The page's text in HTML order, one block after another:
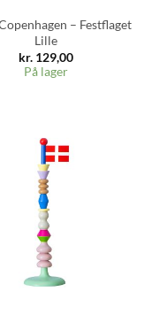
– Festflaget
Lille
kr. 129,00
På lager